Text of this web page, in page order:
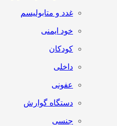
غدد و متابولیسم
خود ایمنی
کودکان
داخلی
عفونی
دستگاه گوارش
جنسی